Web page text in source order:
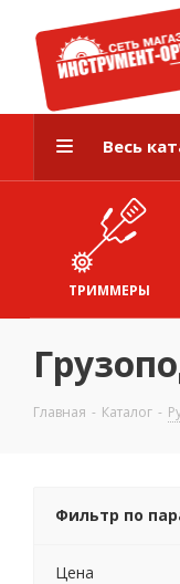
Весь
ТРИММЕРЫ
Главная - Каталог -
Фильтр по
Цена